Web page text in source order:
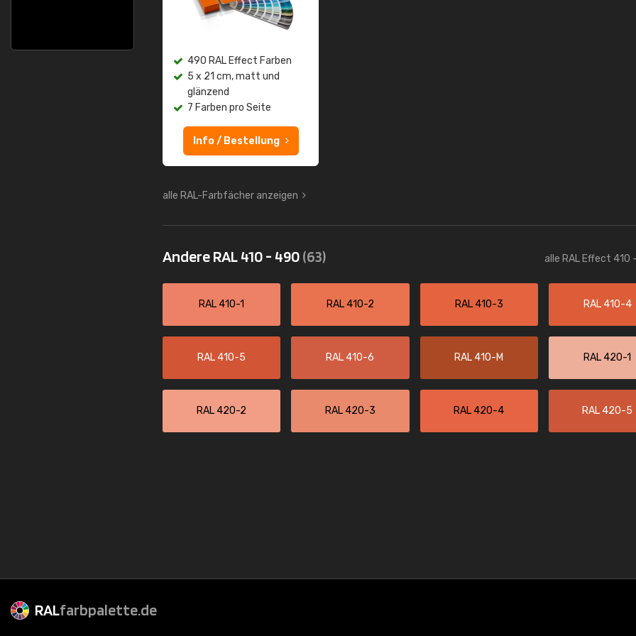
490 RAL Effect Farben
5 x 21 cm, matt und
glänzend
7 Farben pro Seite
Info / Bestellung
alle RAL-Farbfächer anzeigen
Andere RAL 410 - 490(63) alle RAL Effect 410
RAL 410-1 RAL 410-2 RAL 410-3 RAL 410-4
RAL 410-5 RAL 410-6 RAL 410-M RAL 420-1
RAL 420-2 RAL 420-3 RAL 420-4 RAL 420-5
RALfarbpalette.de